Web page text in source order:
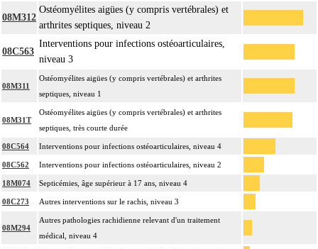
08M312
Ostéomyélites aigües (y compris vertébrales) et
arthrites septiques, niveau 2
08C563
Interventions pour infections ostéoarticulaires,
niveau 3
08M311
Ostéomyélites aigües (y compris vertébrales) et arthrites
septiques, niveau 1
08M31T
Ostéomyélites aigües (y compris vertébrales) et arthrites
septiques, très courte durée
08C564 Interventions pour infections ostéoarticulaires, niveau 4
08C562 Interventions pour infections ostéoarticulaires, niveau 2
18M074 Septicémies, âge supérieur à 17 ans, niveau 4
08C273 Autres interventions sur le rachis, niveau 3
08M294
Autres pathologies rachidienne relevant d'un traitement
médical, niveau 4